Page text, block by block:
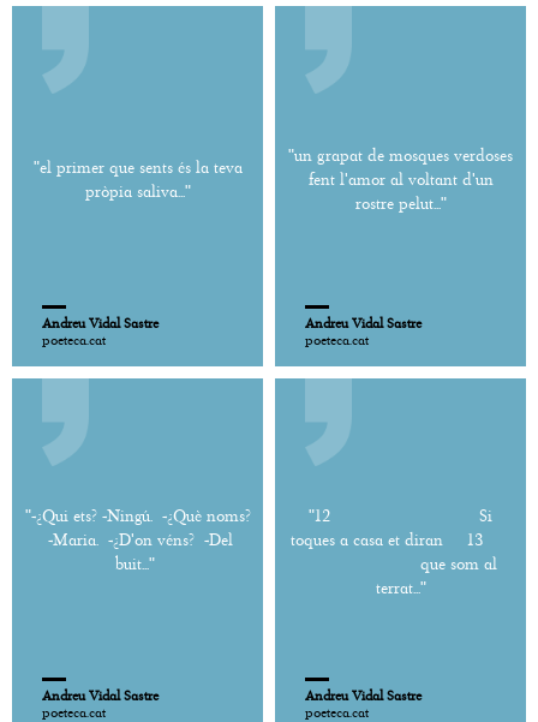
"el primer que sents és la teva
pròpia saliva..."
Andreu Vidal Sastre
poeteca.cat
"un grapat de mosques verdoses
fent l'amor al voltant d'un
rostre pelut..."
Andreu Vidal Sastre
poeteca.cat
"-¿Qui ets? -Ningú. -¿Què noms?
-Maria. -¿D'on véns? -Del
buit..."
Andreu Vidal Sastre
poeteca.cat
"12 Si
toques a casa et diran 13
que som al
terrat..."
Andreu Vidal Sastre
poeteca.cat